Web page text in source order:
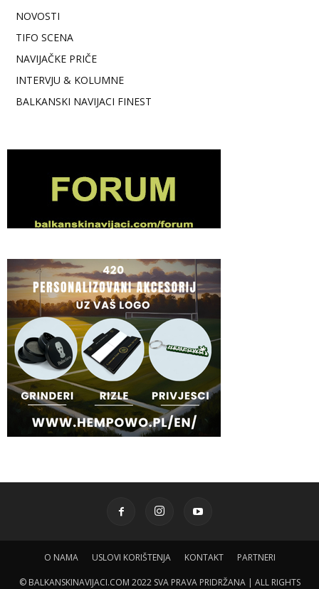
NOVOSTI
TIFO SCENA
NAVIJAČKE PRIČE
INTERVJU & KOLUMNE
BALKANSKI NAVIJACI FINEST
O NAMA USLOVI KORIŠTENJA KONTAKT PARTNERI
© BALKANSKINAVIJACI.COM 2022 SVA PRAVA PRIDRŽANA | ALL RIGHTS